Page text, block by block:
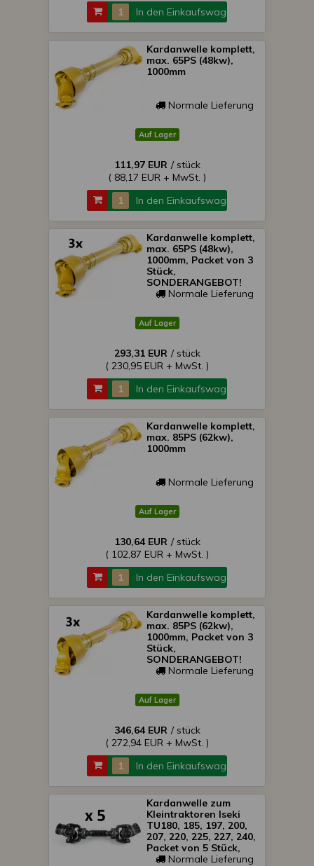
In den Einkaufswagen
Kardanwelle komplett,
max. 65PS (48kw),
1000mm
Normale Lieferung
Auf Lager
111,97 EUR / stück
( 88,17 EUR + MwSt. )
In den Einkaufswagen
Kardanwelle komplett,
max. 65PS (48kw),
1000mm, Packet von 3
Stück,
SONDERANGEBOT!
Normale Lieferung
Auf Lager
293,31 EUR / stück
( 230,95 EUR + MwSt. )
In den Einkaufswagen
Kardanwelle komplett,
max. 85PS (62kw),
1000mm
Normale Lieferung
Auf Lager
130,64 EUR / stück
( 102,87 EUR + MwSt. )
In den Einkaufswagen
Kardanwelle komplett,
max. 85PS (62kw),
1000mm, Packet von 3
Stück,
SONDERANGEBOT!
Normale Lieferung
Auf Lager
346,64 EUR / stück
( 272,94 EUR + MwSt. )
In den Einkaufswagen
Kardanwelle zum
Kleintraktoren Iseki
TU180, 185, 197, 200,
207, 220, 225, 227, 240,
Packet von 5 Stück,
SONDERANGEBOT!
Normale Lieferung